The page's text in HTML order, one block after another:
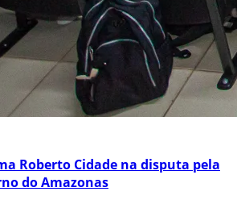
Roberto Cidade na disputa pela
do Amazonas